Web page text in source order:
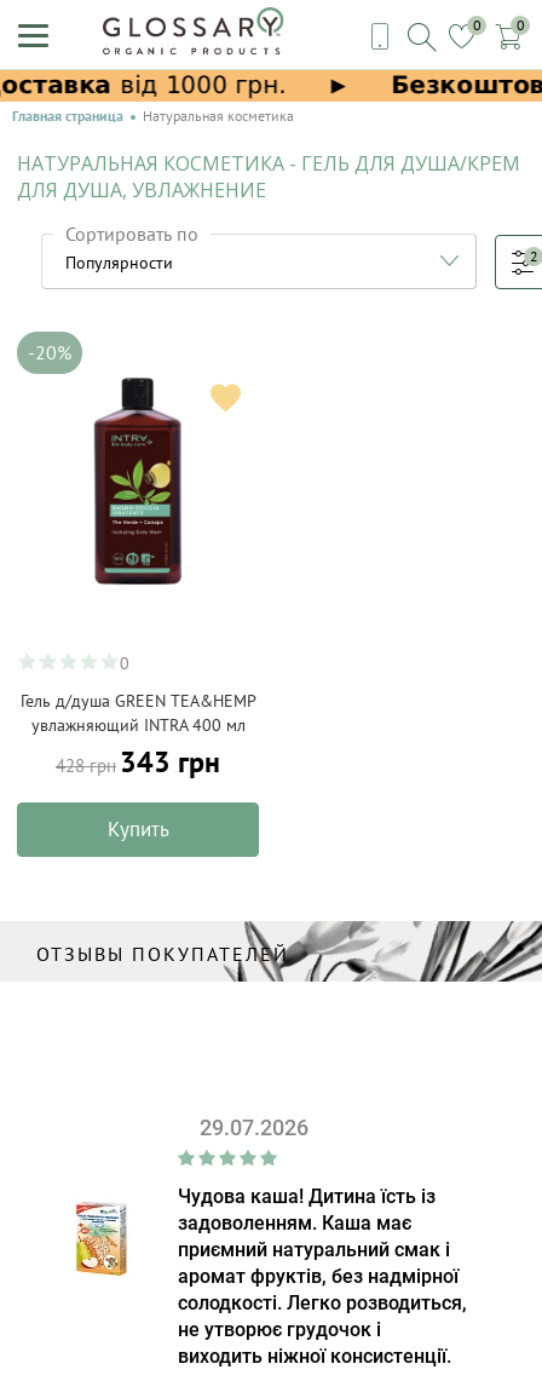
0 0
Главная страница Натуральная косметика
НАТУРАЛЬНАЯ КОСМЕТИКА - ГЕЛЬ ДЛЯ ДУША/КРЕМ
ДЛЯ ДУША, УВЛАЖНЕНИЕ
Сортировать по
2
-20%
0
Гель д/душа GREEN TEA&HEMP
увлажняющий INTRA 400 мл
428 грн 343 грн
Купить
ОТЗЫВЫ ПОКУПАТЕЛЕЙ
29.07.2026
Чудова каша! Дитина їсть із
задоволенням. Каша має
приємний натуральний смак і
аромат фруктів, без надмірної
солодкості. Легко розводиться,
не утворює грудочок і
виходить ніжної консистенції.